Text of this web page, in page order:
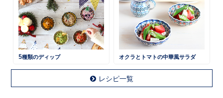
5種類のディップ オクラとトマトの中華風サラダ
レシピ一覧